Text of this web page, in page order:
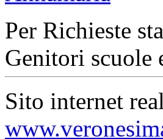
Per Richieste
Genitori scuole
Sito internet